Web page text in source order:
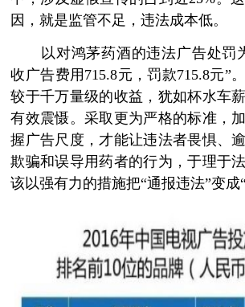
因，就是监管不足，违法成本低。
以对鸿茅药酒的违法广告处罚
收广告费用715.8元，罚款715.8元”
较于千万量级的收益，犹如杯水车
有效震慑。采取更为严格的标准，
握广告尺度，才能让违法者畏惧、
欺骗和误导用药者的行为，于理于
该以强有力的措施把“通报违法”变成